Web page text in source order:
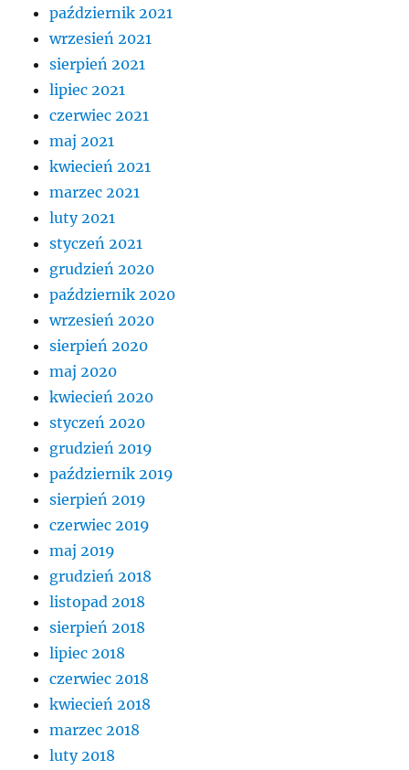
październik 2021
wrzesień 2021
sierpień 2021
lipiec 2021
czerwiec 2021
maj 2021
kwiecień 2021
marzec 2021
luty 2021
styczeń 2021
grudzień 2020
październik 2020
wrzesień 2020
sierpień 2020
maj 2020
kwiecień 2020
styczeń 2020
grudzień 2019
październik 2019
sierpień 2019
czerwiec 2019
maj 2019
grudzień 2018
listopad 2018
sierpień 2018
lipiec 2018
czerwiec 2018
kwiecień 2018
marzec 2018
luty 2018